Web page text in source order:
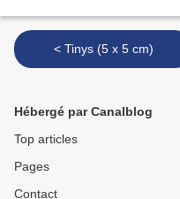
< Tinys (5 x 5 cm)
Hébergé par Canalblog
Top articles
Pages
Contact